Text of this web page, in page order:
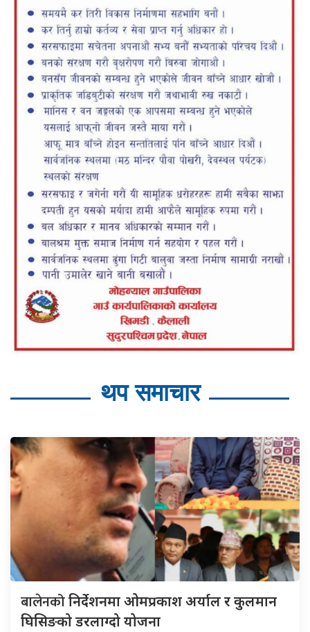
थप समाचार
बालेनकोनिर्देशनमा ओमप्रकाश अर्याल र कुलमान
घिसिङको डरलाग्दो योजना